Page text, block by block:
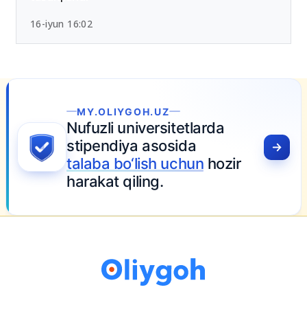
Chet tili sertifikatlari bo‘yicha yangi tartib
tasdiqlandi
MY.OLIYGOH.UZ
Nufuzli universitetlarda
stipendiya asosida